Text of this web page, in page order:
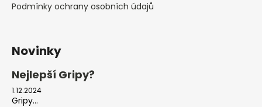
Podmínky ochrany osobních údajů
Novinky
Nejlepší Gripy?
1.12.2024
Gripy...